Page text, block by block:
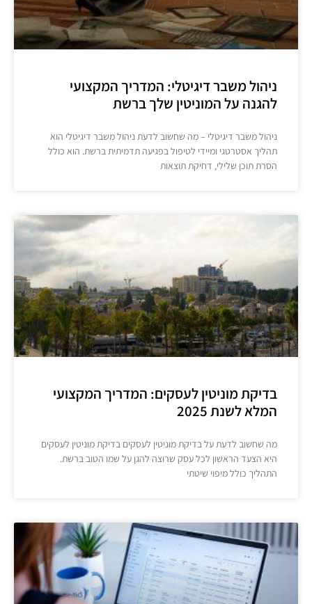
ניהול משבר דיגיטלי: המדריך המקצועי
להגנה על המוניטין שלך ברשת
ניהול משבר דיגיטלי – מה שחשוב לדעת ניהול משבר דיגיטלי הוא
תהליך אסטרטגי ומיידי לטיפול בפגיעה תדמיתית ברשת. הוא כולל
הסרת תוכן שלילי, דחיקת תוצאות
בדיקת מוניטין לעסקים: המדריך המקצועי
המלא לשנת 2025
מה שחשוב לדעת על בדיקת מוניטין לעסקים בדיקת מוניטין לעסקים
היא הצעד הראשון לכל עסק שרוצה להגן על שמו הטוב ברשת.
התהליך כולל מיפוי שיטתי